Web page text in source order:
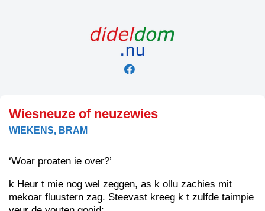
Wiesneuze of neuzewies
WIEKENS, BRAM
‘Woar proaten ie over?’
k Heur t mie nog wel zeggen, as k ollu zachies mit
mekoar fluustern zag. Steevast kreeg k t zulfde taimpie